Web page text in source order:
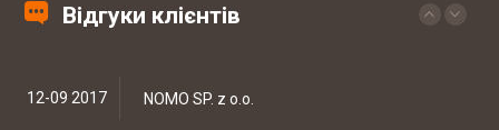
Відгуки клієнтів
12-09 2017 NOMO SP. z o.o.
законодавства можуть знизити